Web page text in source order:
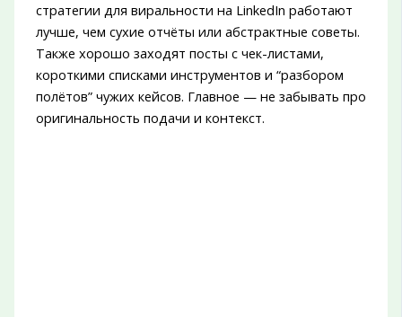
стратегии для виральности на LinkedIn работают
лучше, чем сухие отчёты или абстрактные советы.
Также хорошо заходят посты с чек-листами,
короткими списками инструментов и “разбором
полётов” чужих кейсов. Главное — не забывать про
оригинальность подачи и контекст.